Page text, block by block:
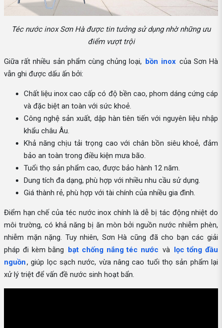
Téc nước inox Sơn Hà được tin tưởng sử dụng nhờ những ưu
điểm vượt trội
Giữa rất nhiều sản phẩm cùng chủng loại, bồn inox của Sơn Hà
vẫn ghi được dấu ấn bởi:
Chất liệu inox cao cấp có độ bền cao, phom dáng cứng cáp
và đặc biệt an toàn với sức khoẻ.
Công nghệ sản xuất, dập hàn tiên tiến với nguyên liệu nhập
khẩu châu Âu.
Khả năng chịu tải trọng cao với chân bồn siêu khoẻ, đảm
bảo an toàn trong điều kiện mưa bão.
Tuổi thọ sản phẩm cao, được bảo hành 12 năm.
Dung tích đa dạng, phù hợp với nhiều nhu cầu sử dụng.
Giá thành rẻ, phù hợp với tài chính của nhiều gia đình.
Điểm hạn chế của téc nước inox chính là dễ bị tác động nhiệt do
môi trường, có khả năng bị ăn mòn bởi nguồn nước nhiễm phèn,
nhiễm mặn nặng. Tuy nhiên, Sơn Hà cũng đã cho bạn các giải
pháp đi kèm bằng bạt chống nắng téc nước và lọc tổng đầu
nguồn, giúp lọc sạch nước, vừa nâng cao tuổi thọ sản phẩm lại
xử lý triệt để vấn đề nước sinh hoạt bẩn.